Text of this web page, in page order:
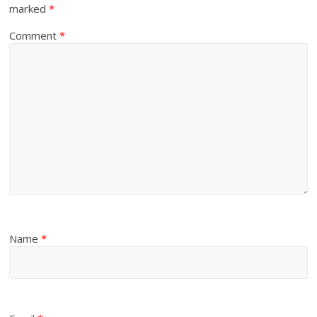
marked*
Comment*
Name*